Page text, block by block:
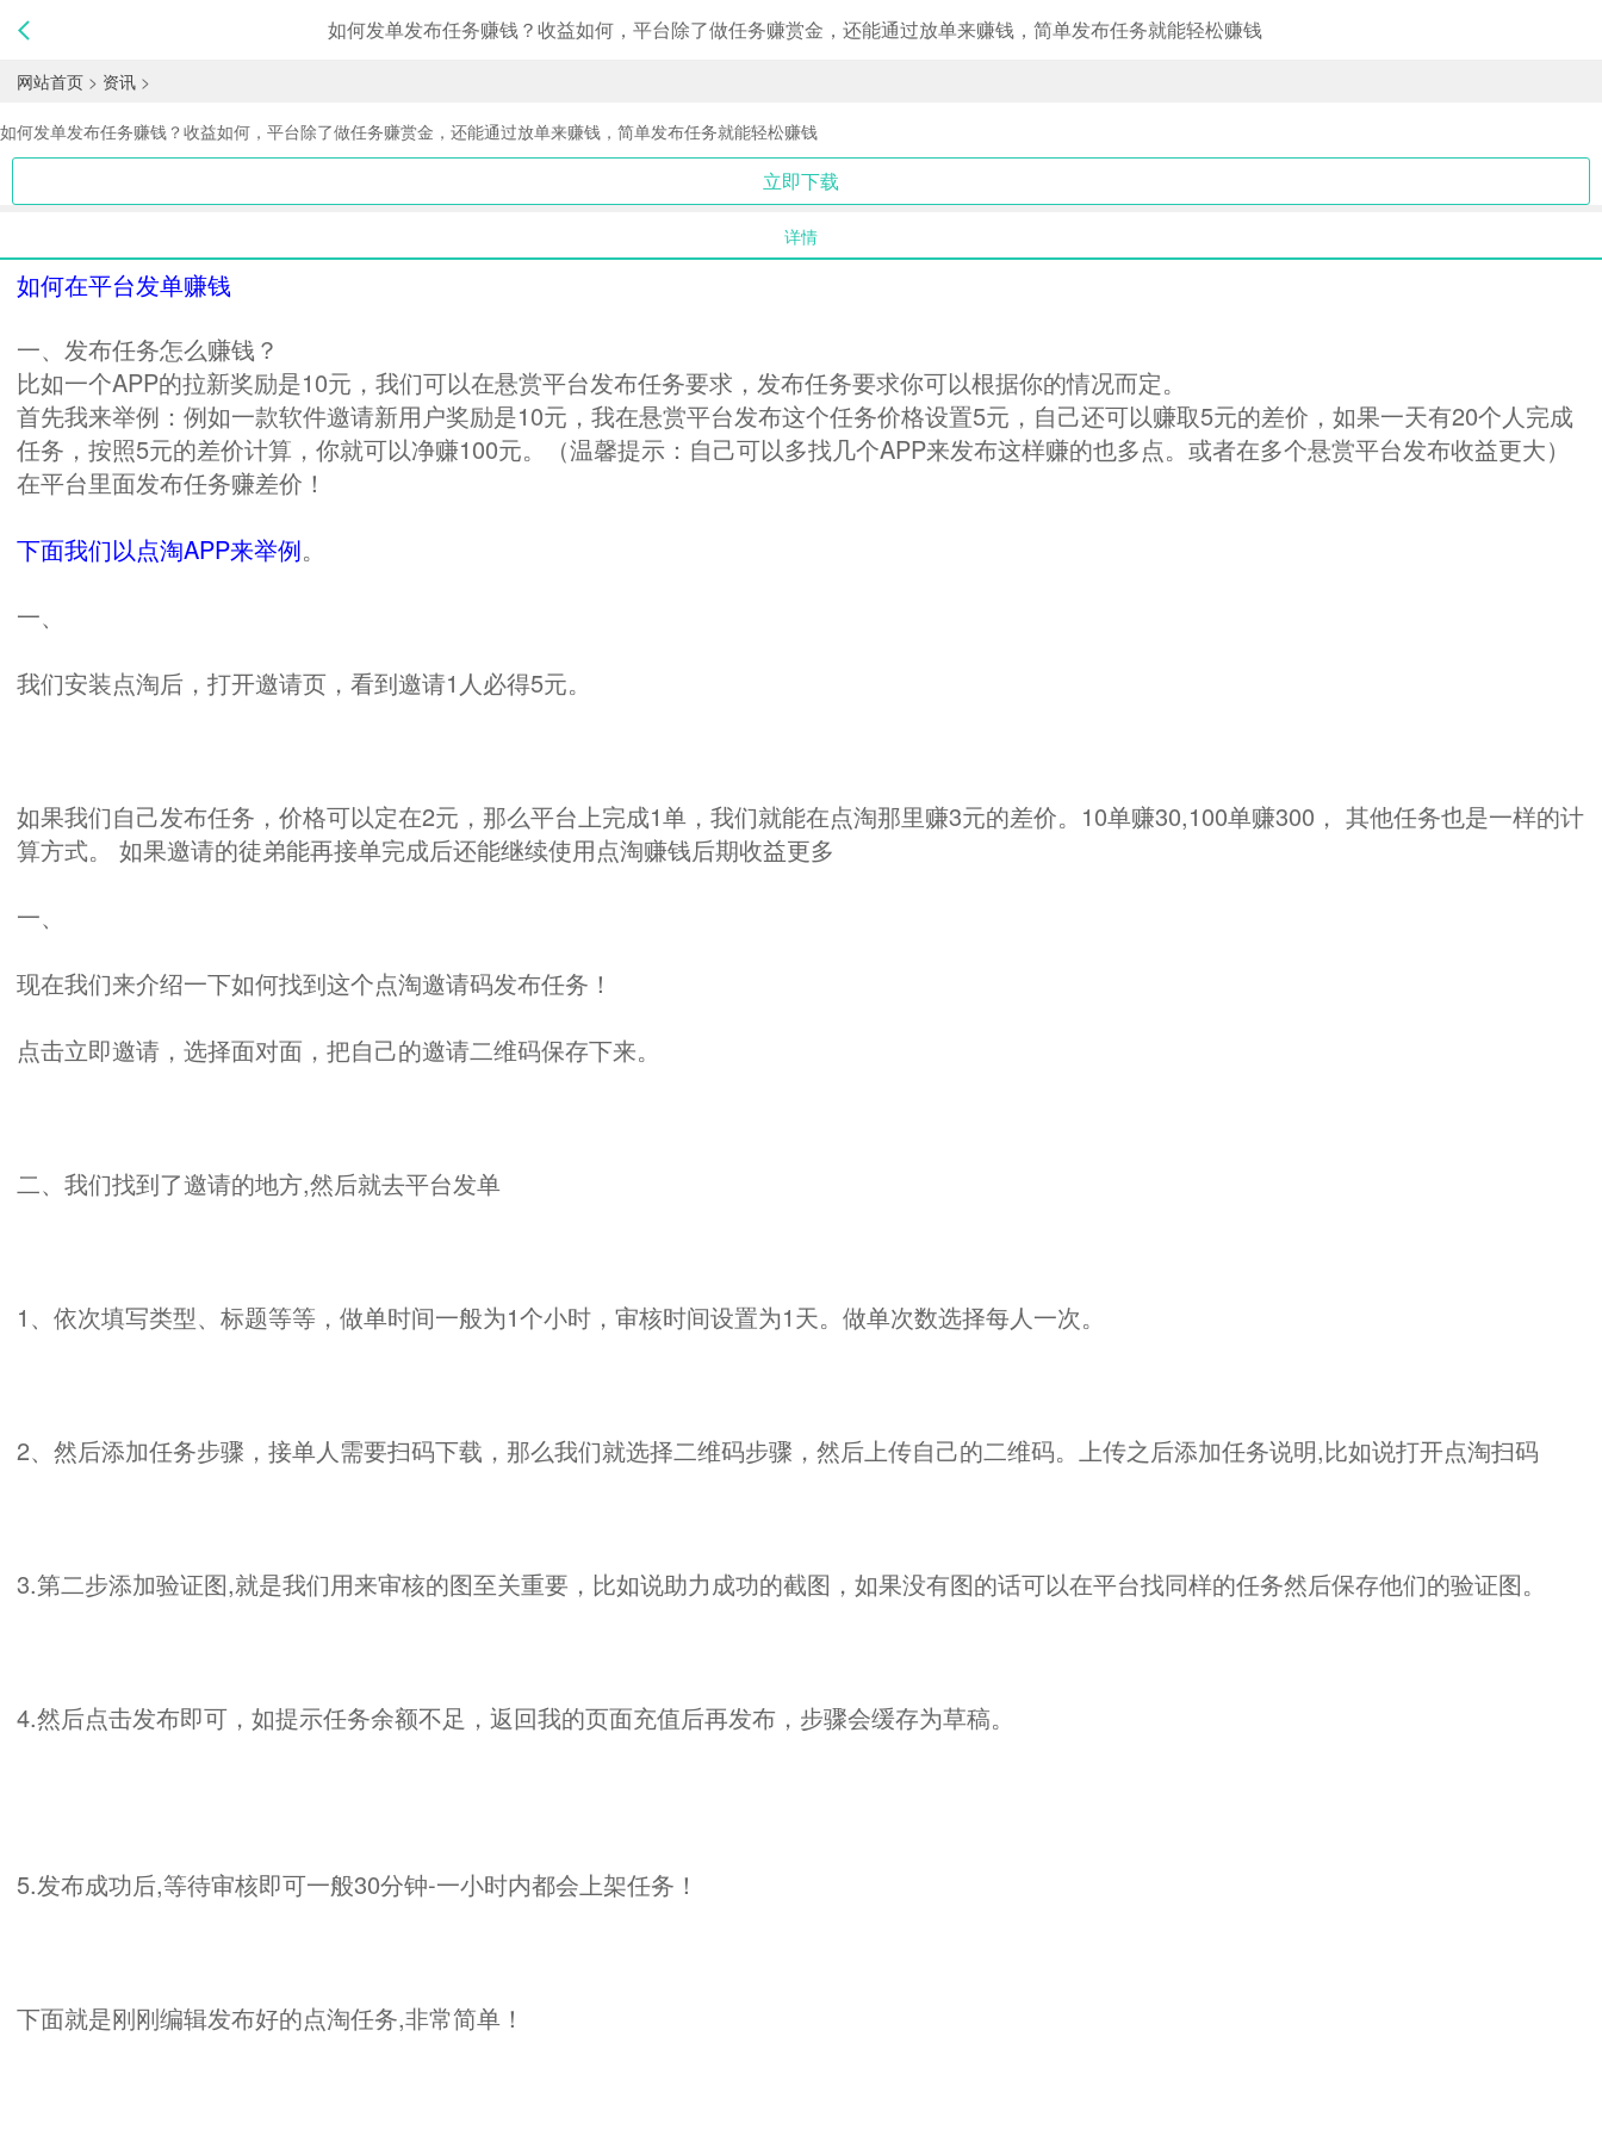
如何发单发布任务赚钱？收益如何，平台除了做任务赚赏金，还能通过放单来赚钱，简单发布任务就能轻松赚钱
网站首页 > 资讯 >
如何发单发布任务赚钱？收益如何，平台除了做任务赚赏金，还能通过放单来赚钱，简单发布任务就能轻松赚钱
立即下载
详情
如何在平台发单赚钱
一、发布任务怎么赚钱？
比如一个APP的拉新奖励是10元，我们可以在悬赏平台发布任务要求，发布任务要求你可以根据你的情况而定。
首先我来举例：例如一款软件邀请新用户奖励是10元，我在悬赏平台发布这个任务价格设置5元，自己还可以赚取5元的差价，如果一天有20个人完成
任务，按照5元的差价计算，你就可以净赚100元。（温馨提示：自己可以多找几个APP来发布这样赚的也多点。或者在多个悬赏平台发布收益更大）
在平台里面发布任务赚差价！
下面我们以点淘APP来举例。
一、
我们安装点淘后，打开邀请页，看到邀请1人必得5元。
如果我们自己发布任务，价格可以定在2元，那么平台上完成1单，我们就能在点淘那里赚3元的差价。10单赚30,100单赚300， 其他任务也是一样的计
算方式。 如果邀请的徒弟能再接单完成后还能继续使用点淘赚钱后期收益更多
一、
现在我们来介绍一下如何找到这个点淘邀请码发布任务！
点击立即邀请，选择面对面，把自己的邀请二维码保存下来。
二、 我们找到了邀请的地方,然后就去平台发单
1、依次填写类型、标题等等，做单时间一般为1个小时，审核时间设置为1天。做单次数选择每人一次。
2、然后添加任务步骤，接单人需要扫码下载，那么我们就选择二维码步骤，然后上传自己的二维码。上传之后添加任务说明,比如说打开点淘扫码
3.第二步添加验证图,就是我们用来审核的图至关重要，比如说助力成功的截图，如果没有图的话可以在平台找同样的任务然后保存他们的验证图。
4.然后点击发布即可，如提示任务余额不足，返回我的页面充值后再发布，步骤会缓存为草稿。
5.发布成功后,等待审核即可一般30分钟-一小时内都会上架任务！
下面就是刚刚编辑发布好的点淘任务,非常简单！